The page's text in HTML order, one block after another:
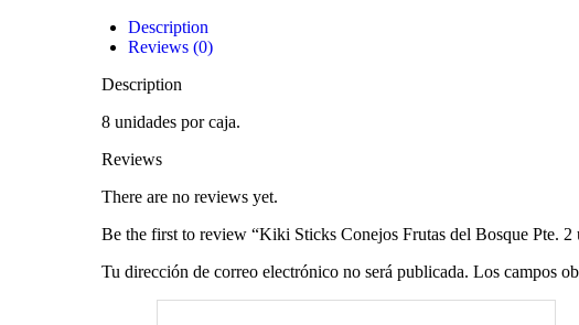
Description
Reviews (0)
Description
8 unidades por caja.
Reviews
There are no reviews yet.
Be the first to review “Kiki Sticks Conejos Frutas del Bosque Pte. 2
Tu dirección de correo electrónico no será publicada. Los campos